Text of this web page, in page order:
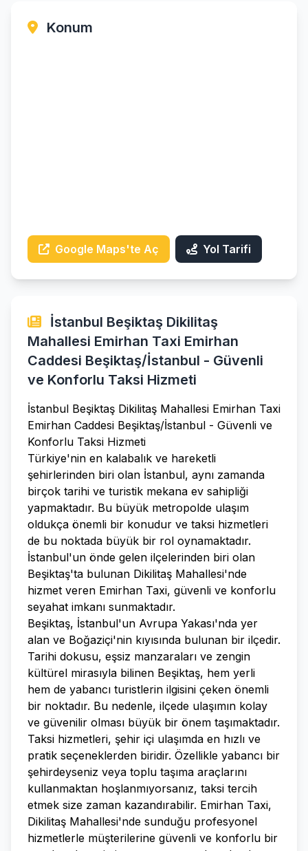
Konum
Google Maps'te Aç Yol Tarifi
İstanbul Beşiktaş Dikilitaş
Mahallesi Emirhan Taxi Emirhan
Caddesi Beşiktaş/İstanbul - Güvenli
ve Konforlu Taksi Hizmeti
İstanbul Beşiktaş Dikilitaş Mahallesi Emirhan Taxi
Emirhan Caddesi Beşiktaş/İstanbul - Güvenli ve
Konforlu Taksi Hizmeti
Türkiye'nin en kalabalık ve hareketli
şehirlerinden biri olan İstanbul, aynı zamanda
birçok tarihi ve turistik mekana ev sahipliği
yapmaktadır. Bu büyük metropolde ulaşım
oldukça önemli bir konudur ve taksi hizmetleri
de bu noktada büyük bir rol oynamaktadır.
İstanbul'un önde gelen ilçelerinden biri olan
Beşiktaş'ta bulunan Dikilitaş Mahallesi'nde
hizmet veren Emirhan Taxi, güvenli ve konforlu
seyahat imkanı sunmaktadır.
Beşiktaş, İstanbul'un Avrupa Yakası'nda yer
alan ve Boğaziçi'nin kıyısında bulunan bir ilçedir.
Tarihi dokusu, eşsiz manzaraları ve zengin
kültürel mirasıyla bilinen Beşiktaş, hem yerli
hem de yabancı turistlerin ilgisini çeken önemli
bir noktadır. Bu nedenle, ilçede ulaşımın kolay
ve güvenilir olması büyük bir önem taşımaktadır.
Taksi hizmetleri, şehir içi ulaşımda en hızlı ve
pratik seçeneklerden biridir. Özellikle yabancı bir
şehirdeyseniz veya toplu taşıma araçlarını
kullanmaktan hoşlanmıyorsanız, taksi tercih
etmek size zaman kazandırabilir. Emirhan Taxi,
Dikilitaş Mahallesi'nde sunduğu profesyonel
hizmetlerle müşterilerine güvenli ve konforlu bir